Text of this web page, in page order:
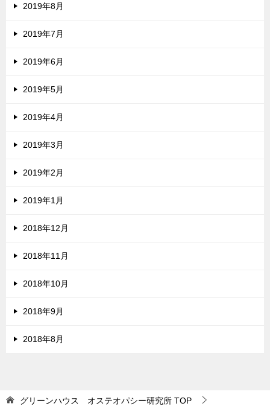
2019年8月
2019年7月
2019年6月
2019年5月
2019年4月
2019年3月
2019年2月
2019年1月
2018年12月
2018年11月
2018年10月
2018年9月
2018年8月
グリーンハウス オステオパシー研究所 TOP